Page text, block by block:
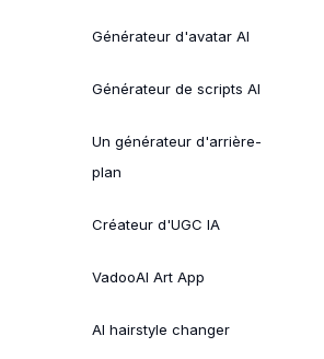
Générateur d'avatar AI
Générateur de scripts AI
Un générateur d'arrière-
plan
Créateur d'UGC IA
VadooAI Art App
AI hairstyle changer